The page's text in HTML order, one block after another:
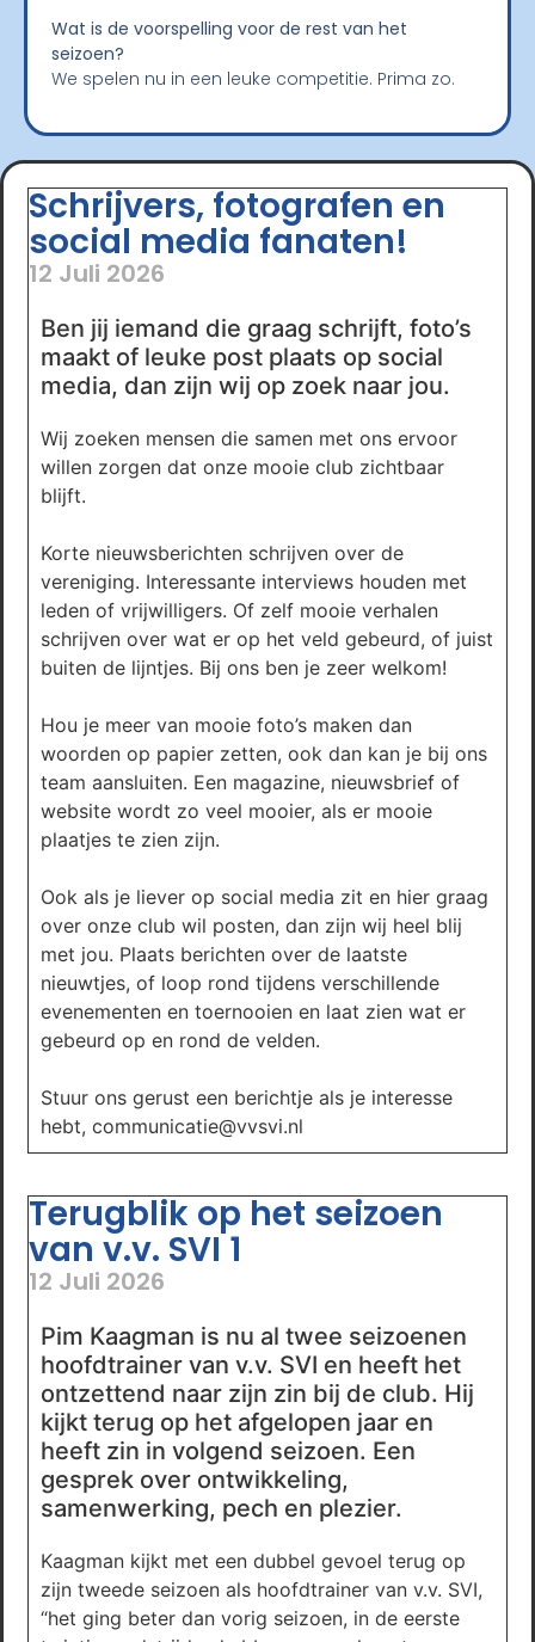
Wat is de voorspelling voor de rest van het
seizoen?
We spelen nu in een leuke competitie. Prima zo.
Schrijvers, fotografen en
social media fanaten!
12 Juli 2026
Ben jij iemand die graag schrijft, foto’s
maakt of leuke post plaats op social
media, dan zijn wij op zoek naar jou.
Wij zoeken mensen die samen met ons ervoor
willen zorgen dat onze mooie club zichtbaar
blijft.
Korte nieuwsberichten schrijven over de
vereniging. Interessante interviews houden met
leden of vrijwilligers. Of zelf mooie verhalen
schrijven over wat er op het veld gebeurd, of juist
buiten de lijntjes. Bij ons ben je zeer welkom!
Hou je meer van mooie foto’s maken dan
woorden op papier zetten, ook dan kan je bij ons
team aansluiten. Een magazine, nieuwsbrief of
website wordt zo veel mooier, als er mooie
plaatjes te zien zijn.
Ook als je liever op social media zit en hier graag
over onze club wil posten, dan zijn wij heel blij
met jou. Plaats berichten over de laatste
nieuwtjes, of loop rond tijdens verschillende
evenementen en toernooien en laat zien wat er
gebeurd op en rond de velden.
Stuur ons gerust een berichtje als je interesse
hebt, communicatie@vvsvi.nl
Terugblik op het seizoen
van v.v. SVI 1
12 Juli 2026
Pim Kaagman is nu al twee seizoenen
hoofdtrainer van v.v. SVI en heeft het
ontzettend naar zijn zin bij de club. Hij
kijkt terug op het afgelopen jaar en
heeft zin in volgend seizoen. Een
gesprek over ontwikkeling,
samenwerking, pech en plezier.
Kaagman kijkt met een dubbel gevoel terug op
zijn tweede seizoen als hoofdtrainer van v.v. SVI,
“het ging beter dan vorig seizoen, in de eerste